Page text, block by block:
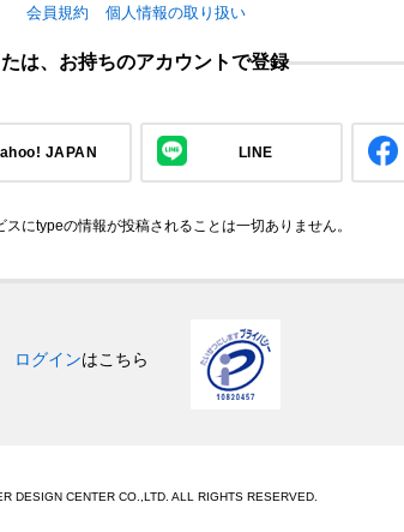
会員規約 個人情報の取り扱い
たは、お持ちのアカウントで登録
JAPAN LINE
にtypeの情報が投稿されることは一切ありません。
ログインはこちら
DESIGN CENTER CO.,LTD. ALL RIGHTS RESERVED.